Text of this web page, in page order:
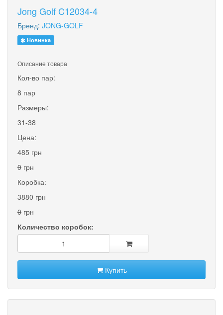
Jong Golf C12034-4
Бренд: JONG-GOLF
Новинка
Описание товара
Кол-во пар:
8 пар
Размеры:
31-38
Цена:
485 грн
0 грн
Коробка:
3880 грн
0 грн
Количество коробок:
Купить